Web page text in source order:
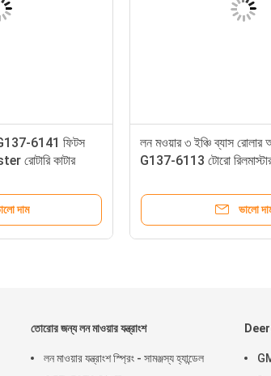
6141 ফিটস
কাটার
দাম
লন মওয়ার ৩ ইঞ্চি ব্যাস রোলার
G137-6113 টোরো
ভালো
তোরোর জন্য লন মাওয়ার যন্ত্রাংশ
লন মাওয়ার যন্ত্রাংশ স্প্রিং - সামঞ্জস্য হ্যান্ডেল